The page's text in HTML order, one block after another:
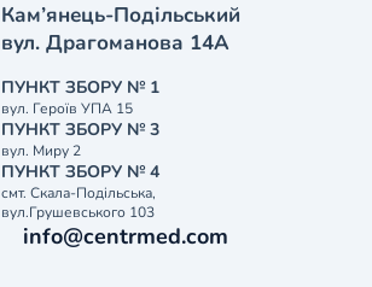
Кам’янець-Подільський
вул. Драгоманова 14А
ПУНКТ ЗБОРУ № 1
вул. Героїв УПА 15
ПУНКТ ЗБОРУ № 3
вул. Миру 2
ПУНКТ ЗБОРУ № 4
смт. Скала-Подільська,
вул.Грушевського 103
info@centrmed.com